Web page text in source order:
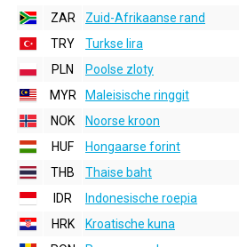
ZAR
Zuid-Afrikaanse rand
TRY
Turkse lira
PLN
Poolse zloty
MYR
Maleisische ringgit
NOK
Noorse kroon
HUF
Hongaarse forint
THB
Thaise baht
IDR
Indonesische roepia
HRK
Kroatische kuna